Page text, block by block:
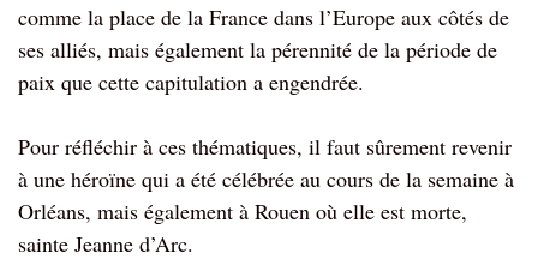
comme la place de la France dans l’Europe aux côtés de
ses alliés, mais également la pérennité de la période de
paix que cette capitulation a engendrée.
Pour réfléchir à ces thématiques, il faut sûrement revenir
à une héroïne qui a été célébrée au cours de la semaine à
Orléans, mais également à Rouen où elle est morte,
sainte Jeanne d’Arc.